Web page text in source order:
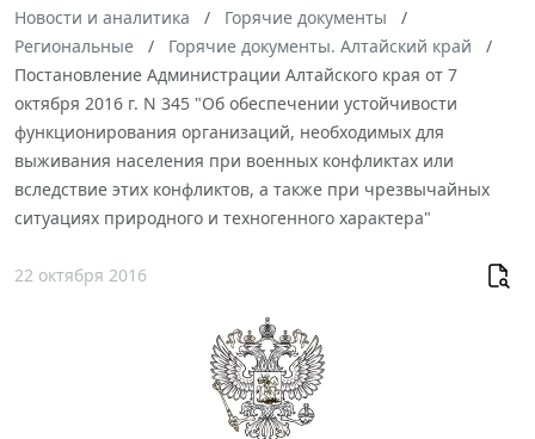
Новости и аналитика
Горячие документы
Региональные
Горячие документы. Алтайский край
Постановление Администрации Алтайского края от 7
октября 2016 г. N 345 "Об обеспечении устойчивости
функционирования организаций, необходимых для
выживания населения при военных конфликтах или
вследствие этих конфликтов, а также при чрезвычайных
ситуациях природного и техногенного характера"
22 октября 2016